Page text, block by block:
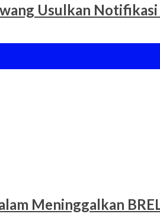
Usulkan Notifikasi
Meninggalkan